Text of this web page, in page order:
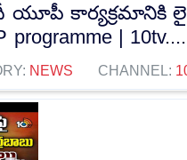
కార్యక్రమానికి లైన్
programme |
NEWS CHANNEL: